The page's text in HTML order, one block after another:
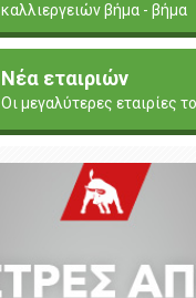
καλλιεργειών βήμα - βήμα
Νέα εταιριών
Οι μεγαλύτερες εταιρίες